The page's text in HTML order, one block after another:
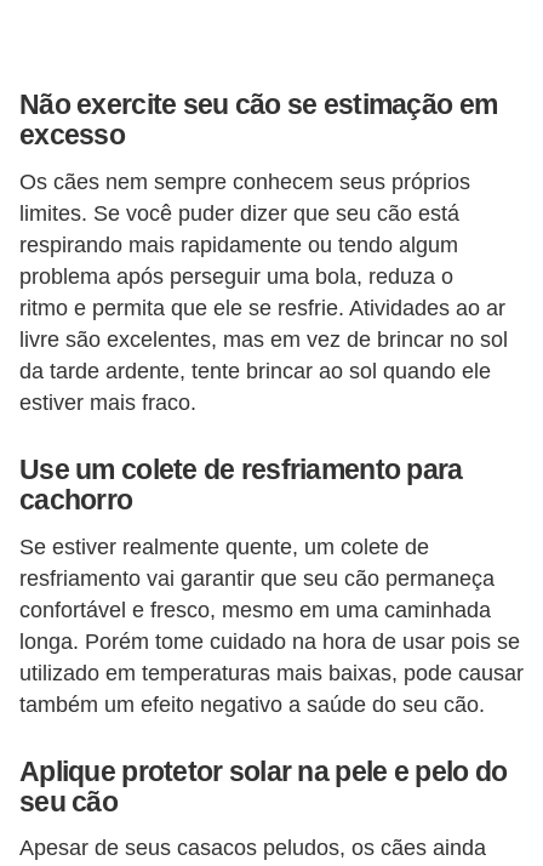
Não exercite seu cão se estimação em
excesso
Os cães nem sempre conhecem seus próprios
limites. Se você puder dizer que seu cão está
respirando mais rapidamente ou tendo algum
problema após perseguir uma bola, reduza o
ritmo e permita que ele se resfrie. Atividades ao ar
livre são excelentes, mas em vez de brincar no sol
da tarde ardente, tente brincar ao sol quando ele
estiver mais fraco.
Use um colete de resfriamento para
cachorro
Se estiver realmente quente, um colete de
resfriamento vai garantir que seu cão permaneça
confortável e fresco, mesmo em uma caminhada
longa. Porém tome cuidado na hora de usar pois se
utilizado em temperaturas mais baixas, pode causar
também um efeito negativo a saúde do seu cão.
Aplique protetor solar na pele e pelo do
seu cão
Apesar de seus casacos peludos, os cães ainda
h
o
r
r
o
s
e
c
a
i
n
o
s
G
a
s
e
f